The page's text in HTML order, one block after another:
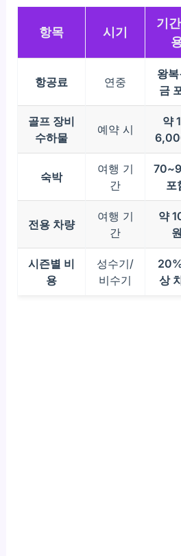
항목 시기
기간
항공료 연중
왕
금
골프 장비
수하물
예약 시
약
숙박
여행 기
간
포
전용 차량
여행 기
간
약
원
시즌별 비
용
성수기/
비수기
상